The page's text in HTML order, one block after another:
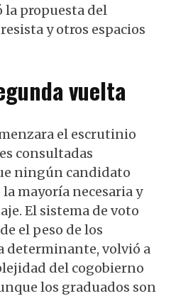
la propuesta del
y otros espacios
vuelta
el escrutinio
consultadas
ningún candidato
mayoría necesaria y
El sistema de voto
el peso de los
determinante, volvió a
del cogobierno
los graduados son